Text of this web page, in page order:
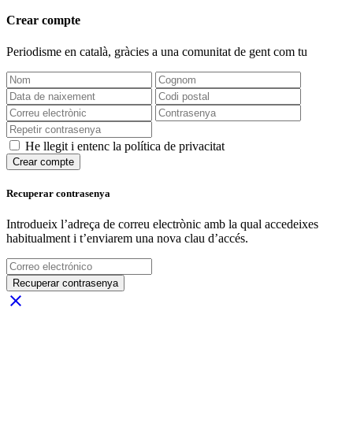
Crear compte
Periodisme en català, gràcies a una comunitat de gent com tu
He llegit i entenc la política de privacitat
Crear compte
Recuperar contrasenya
Introdueix l’adreça de correu electrònic amb la qual accedeixes
habitualment i t’enviarem una nova clau d’accés.
Recuperar contrasenya
close